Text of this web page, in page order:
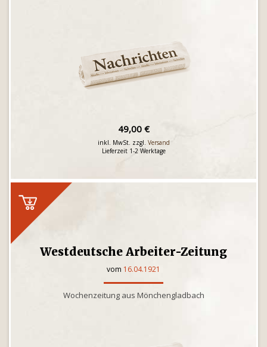
49,00 €
inkl. MwSt. zzgl. Versand
Lieferzeit 1-2 Werktage
Westdeutsche Arbeiter-Zeitung
vom 16.04.1921
Wochenzeitung aus Mönchengladbach